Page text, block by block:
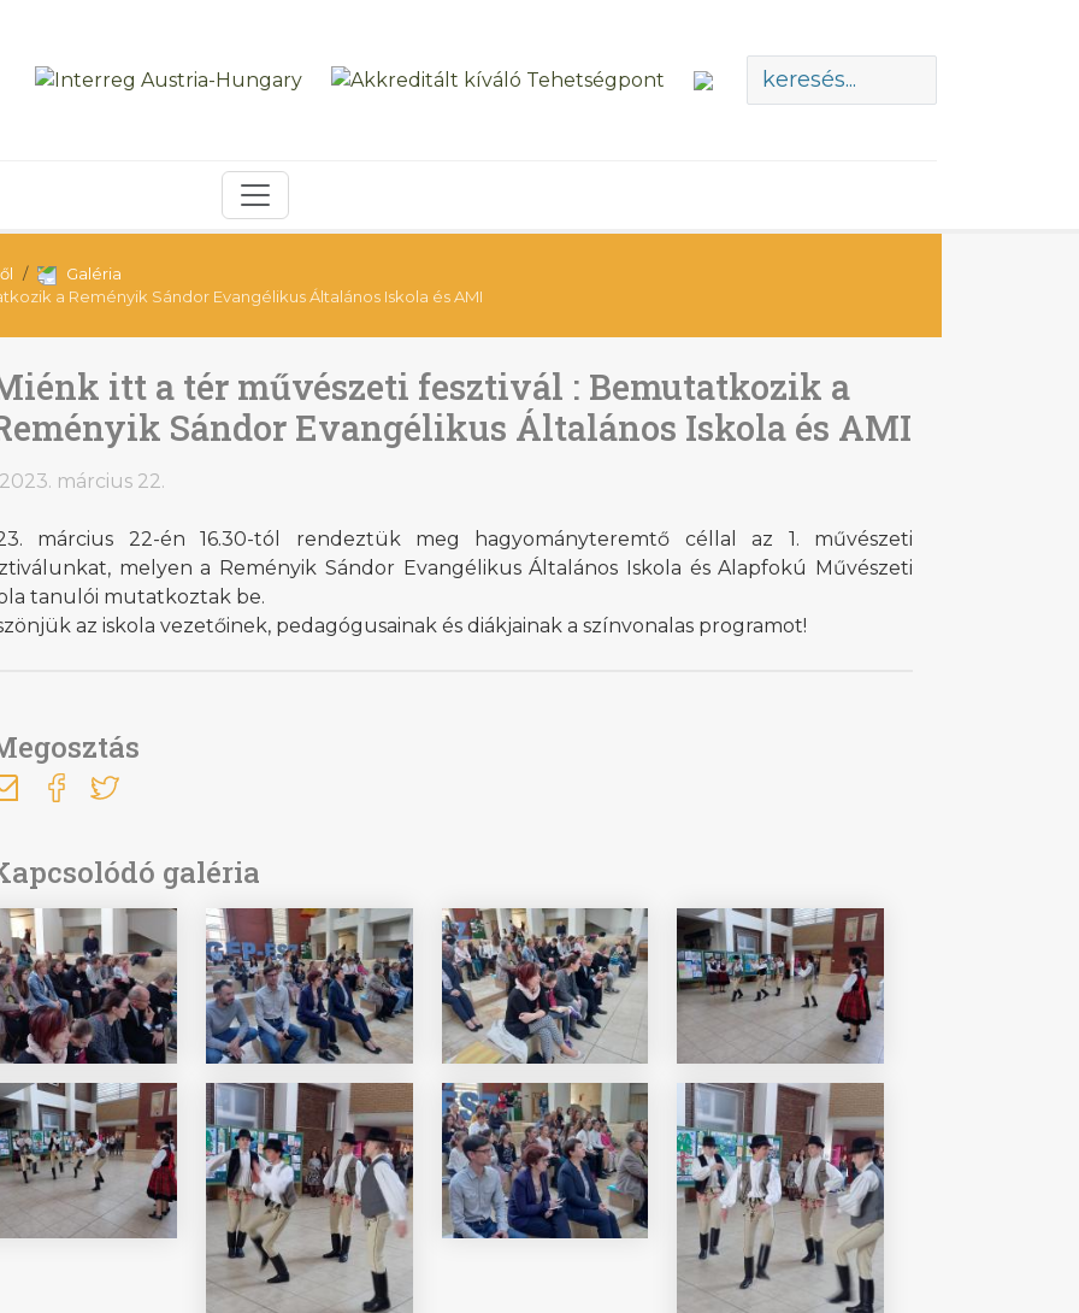
Galéria
a Reményik Sándor Evangélikus Általános Iskola és AMI
itt a tér művészeti fesztivál : Bemutatkozik a
Sándor Evangélikus Általános Iskola és AMI
2023. március 22.
március 22-én 16.30-tól rendeztük meg hagyományteremtő céllal az 1. művészeti
melyen a Reményik Sándor Evangélikus Általános Iskola és Alapfokú Művészeti
tanulói mutatkoztak be.
az iskola vezetőinek, pedagógusainak és diákjainak a színvonalas programot!
galéria